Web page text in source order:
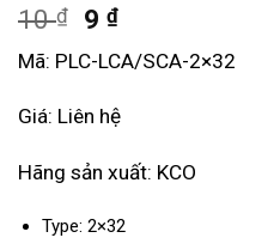
10₫ 9 ₫
Mã: PLC-LCA/SCA-2×32
Giá: Liên hệ
Hãng sản xuất: KCO
Type: 2×32